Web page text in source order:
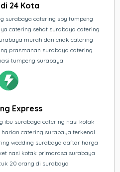
24 Kota
surabaya catering sby tumpeng
catering sehat surabaya catering
murah dan enak catering
prasmanan surabaya catering
tumpeng surabaya
Express
ibu surabaya catering nasi kotak
catering surabaya terkenal
wedding surabaya daftar harga
nasi kotak primarasa surabaya
20 orang di surabaya